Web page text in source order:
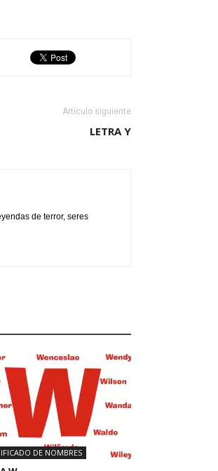
Artículo siguiente
LETRA Y
de terror, seres
DE NOMBRES